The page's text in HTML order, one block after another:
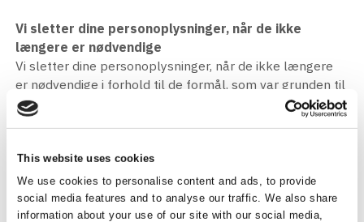
This website uses cookies
We use cookies to personalise content and ads, to provide
social media features and to analyse our traffic. We also share
information about your use of our site with our social media,
Vi sletter dine personoplysninger, når de ikke
længere er nødvendige
Vi sletter dine personoplysninger, når de ikke længere
er nødvendige i forhold til de formål, som var grunden til
vores indsamling, behandling og opbevaring af dine
oplysninger.
Vi sletter som udgangspunkt personoplysninger efter 5
år, medmindre der konkret er grundlag for at opbevare
personoplysningerne i længere tid.